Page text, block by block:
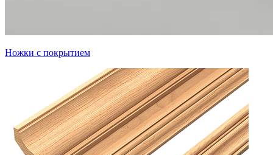
Ножки с покрытием